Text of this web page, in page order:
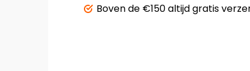
Boven de €150altijd gratis